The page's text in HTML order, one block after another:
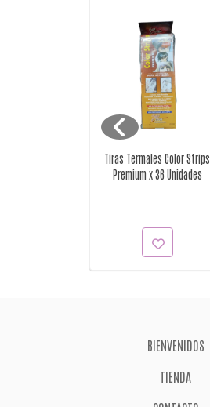
Tiras Termales Color Strips
Premium x 36 Unidades
BIENVENIDOS
TIENDA